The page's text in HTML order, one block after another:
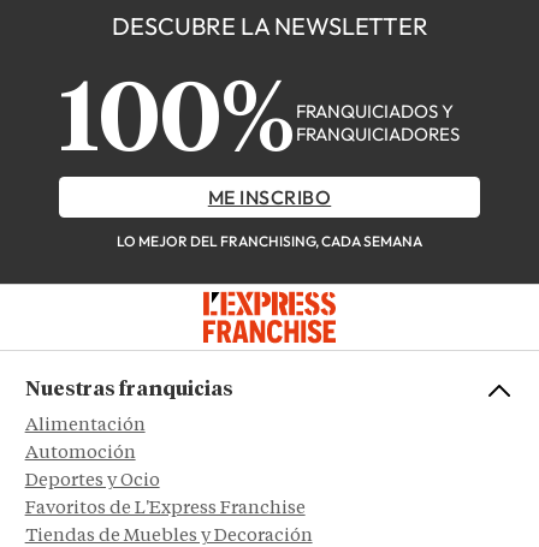
DESCUBRE LA NEWSLETTER
100% FRANQUICIADOS Y
FRANQUICIADORES
ME INSCRIBO
LO MEJOR DEL FRANCHISING, CADA SEMANA
Nuestras franquicias
Alimentación
Automoción
Deportes y Ocio
Favoritos de L'Express Franchise
Tiendas de Muebles y Decoración